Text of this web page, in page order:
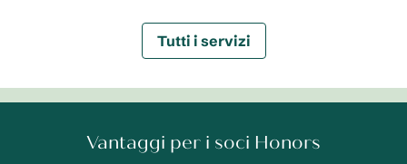
Tutti i servizi
Vantaggi per i soci Honors